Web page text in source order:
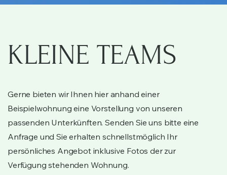
KLEINE TEAMS
Gerne bieten wir Ihnen hier anhand einer
Beispielwohnung eine Vorstellung von unseren
passenden Unterkünften. Senden Sie uns bitte eine
Anfrage und Sie erhalten schnellstmöglich Ihr
persönliches Angebot inklusive Fotos der zur
Verfügung stehenden Wohnung.